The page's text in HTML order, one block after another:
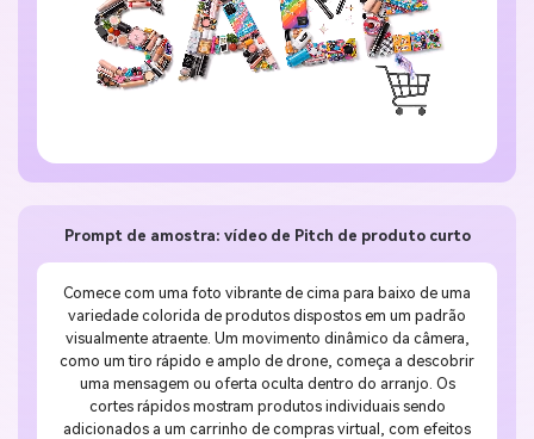
Prompt de amostra: vídeo de Pitch de produto curto
Comece com uma foto vibrante de cima para baixo de uma
variedade colorida de produtos dispostos em um padrão
visualmente atraente. Um movimento dinâmico da câmera,
como um tiro rápido e amplo de drone, começa a descobrir
uma mensagem ou oferta oculta dentro do arranjo. Os
cortes rápidos mostram produtos individuais sendo
adicionados a um carrinho de compras virtual, com efeitos